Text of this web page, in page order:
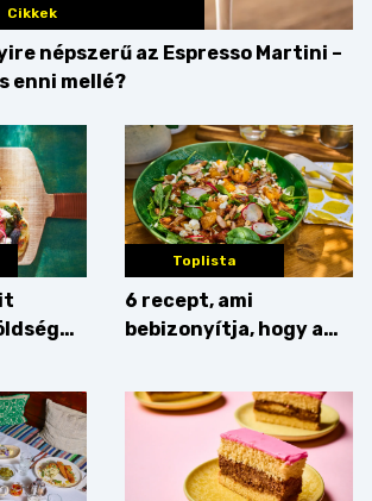
Cikkek
népszerű az Espresso Martini –
enni mellé?
Toplista
6 recept, ami
bebizonyítja, hogy a
zseniális